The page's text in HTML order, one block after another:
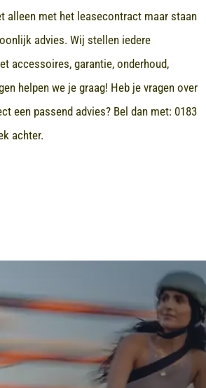
alleen met het leasecontract maar staan
advies. Wij stellen iedere
accessoires, garantie, onderhoud,
helpen we je graag! Heb je vragen over
een passend advies? Bel dan met: 0183
achter.